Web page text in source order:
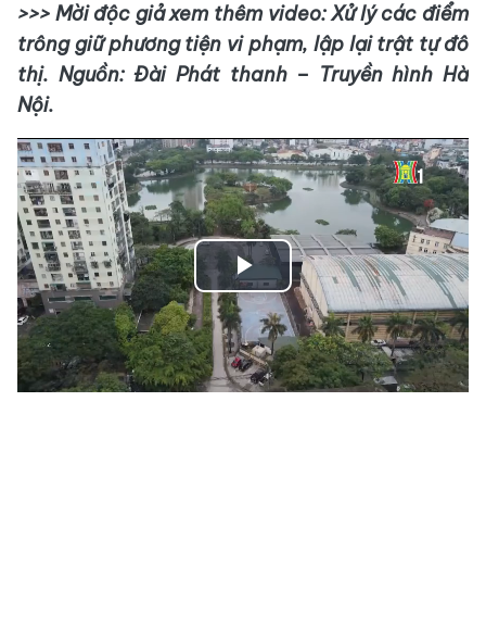
>>> Mời độc giả xem thêm video: Xử lý các điểm
trông giữ phương tiện vi phạm, lập lại trật tự đô
thị. Nguồn: Đài Phát thanh – Truyền hình Hà
Nội.
Play
Video